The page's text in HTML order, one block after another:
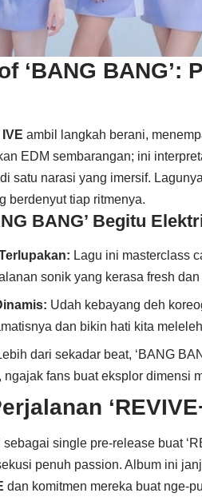
‘BANG BANG’:
IVE ambil langkah berani,
EDM sembarangan; ini
satu narasi yang imersif.
berdenyut tiap ritmenya.
BANG’ Begitu
Lagu ini masterclass
sonik yang kerasa fresh
Udah kebayang deh
dan bikin hati kita
dari sekadar beat, ‘BANG
, ngajak fans buat eksplor dimensi
sebagai single pre-release buat
penuh passion. Album ini
dan komitmen mereka buat nge-